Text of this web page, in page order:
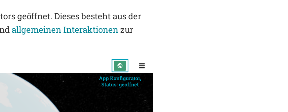
geöffnet. Dieses besteht aus der
allgemeinen Interaktionenzur